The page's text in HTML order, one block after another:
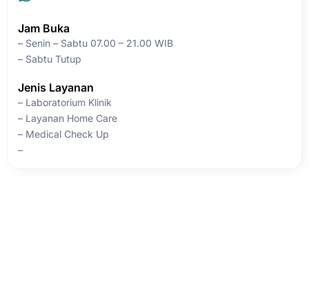
Jam Buka
– Senin – Sabtu 07.00 – 21.00 WIB
– Sabtu Tutup
Jenis Layanan
– Laboratorium Klinik
– Layanan Home Care
– Medical Check Up
–